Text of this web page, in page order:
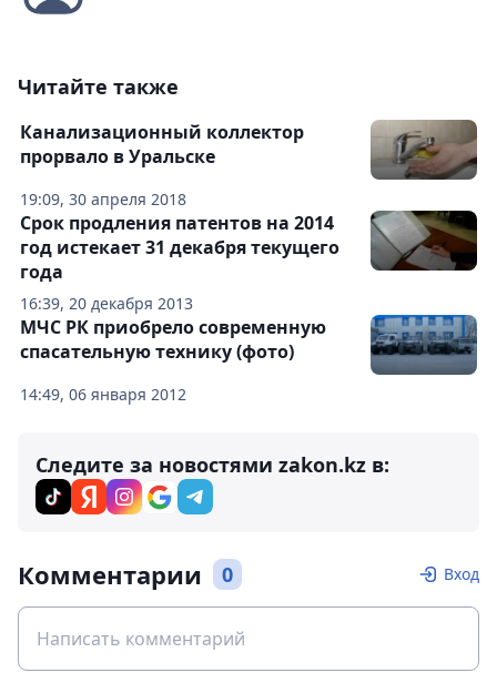
Читайте также
19:09, 30 апреля 2018
Канализационный коллектор
прорвало в Уральске
16:39, 20 декабря 2013
Срок продления патентов на 2014
год истекает 31 декабря текущего
года
14:49, 06 января 2012
МЧС РК приобрело современную
спасательную технику (фото)
Следите за новостями zakon.kz в:
Комментарии 0 Вход